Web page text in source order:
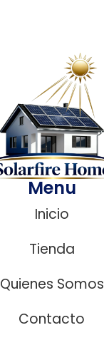
Menu
Inicio
Tienda
Quienes Somos
Contacto